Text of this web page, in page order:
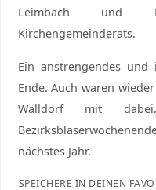
Leimbach und
Kirchengemeinderats.
Ein anstrengendes und
Ende. Auch waren
Walldorf mit
nächstes Jahr.
SPEICHERE IN DEINEN